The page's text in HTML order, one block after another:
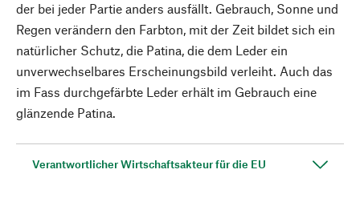
der bei jeder Partie anders ausfällt. Gebrauch, Sonne und
Regen verändern den Farbton, mit der Zeit bildet sich ein
natürlicher Schutz, die Patina, die dem Leder ein
unverwechselbares Erscheinungsbild verleiht. Auch das
im Fass durchgefärbte Leder erhält im Gebrauch eine
glänzende Patina.
Verantwortlicher Wirtschaftsakteur für die EU